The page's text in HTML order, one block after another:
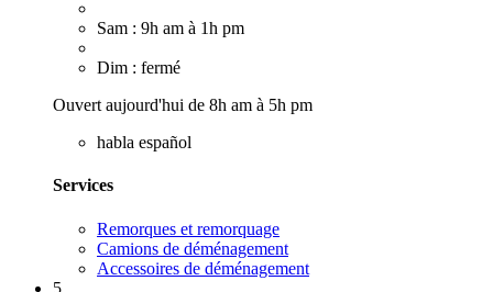
Sam : 9h am à 1h pm
Dim : fermé
Ouvert aujourd'hui de 8h am à 5h pm
habla español
Services
Remorques et remorquage
Camions de déménagement
Accessoires de déménagement
5